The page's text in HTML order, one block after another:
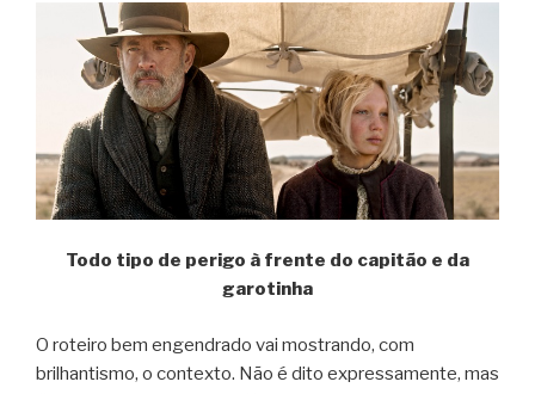
Todo tipo de perigo à frente do capitão e da
garotinha
O roteiro bem engendrado vai mostrando, com
brilhantismo, o contexto. Não é dito expressamente, mas